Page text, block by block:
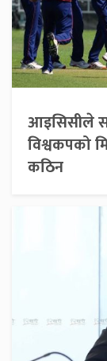
आइसिसीले
विश्वकपको
कठिन